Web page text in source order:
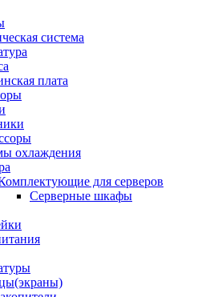
система
плата
охлаждения
для серверов
Серверные шкафы